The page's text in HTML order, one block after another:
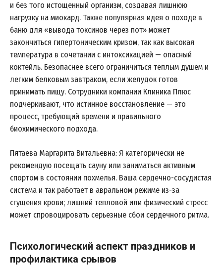
и без того истощенный организм, создавая лишнюю
нагрузку на миокард. Также популярная идея о походе в
баню для «вывода токсинов через пот» может
закончиться гипертоническим кризом, так как высокая
температура в сочетании с интоксикацией — опасный
коктейль. Безопаснее всего ограничиться теплым душем и
легким белковым завтраком, если желудок готов
принимать пищу. Сотрудники компании Клиника Плюс
подчеркивают, что истинное восстановление — это
процесс, требующий времени и правильного
биохимического подхода.
Пятаева Маргарита Витальевна: Я категорически не
рекомендую посещать сауну или заниматься активным
спортом в состоянии похмелья. Ваша сердечно-сосудистая
система и так работает в авральном режиме из-за
сгущения крови; лишний тепловой или физический стресс
может спровоцировать серьезные сбои сердечного ритма.
Психологический аспект праздников и
профилактика срывов